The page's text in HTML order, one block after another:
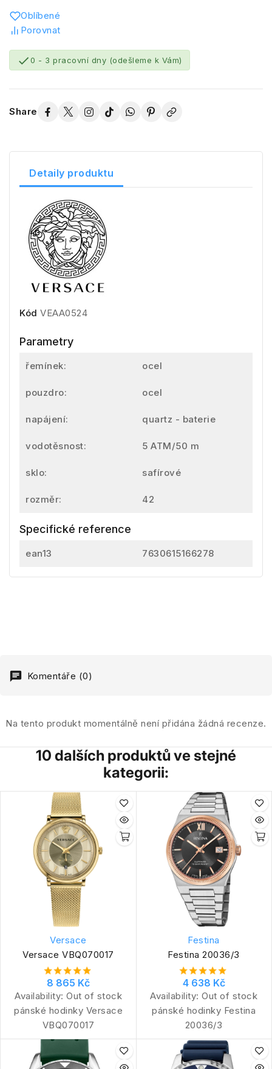
Oblíbené
Porovnat
0 - 3 pracovní dny (odešleme k Vám)
Share
Detaily produktu
Kód VEAA0524
Parametry
řemínek: ocel
pouzdro: ocel
napájení: quartz - baterie
vodotěsnost: 5 ATM/50 m
sklo: safírové
rozměr: 42
Specifické reference
ean13 7630615166278
Komentáře (0)
Na tento produkt momentálně není přidána žádná recenze.
10 dalších produktů ve stejné
kategorii:
Versace
Versace VBQ070017
8 865 Kč
Availability: Out of stock
pánské hodinky Versace
VBQ070017
Festina
Festina 20036/3
4 638 Kč
Availability: Out of stock
pánské hodinky Festina
20036/3